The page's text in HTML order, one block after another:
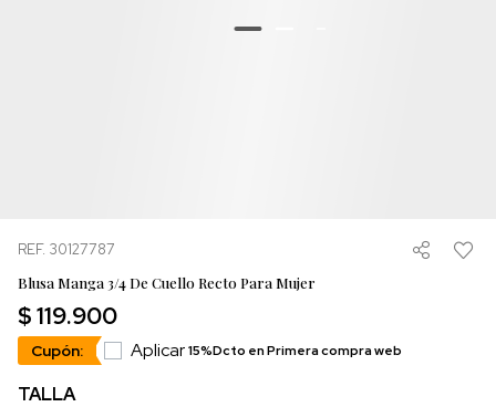
REF. 30127787
Blusa Manga 3/4 De Cuello Recto Para Mujer
$ 119.900
Cupón: Aplicar15%Dcto en Primera compra web
TALLA